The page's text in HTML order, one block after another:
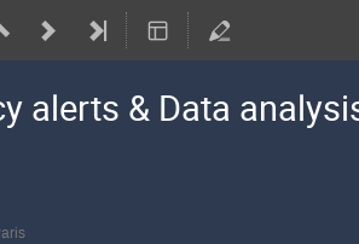
alerts & Data